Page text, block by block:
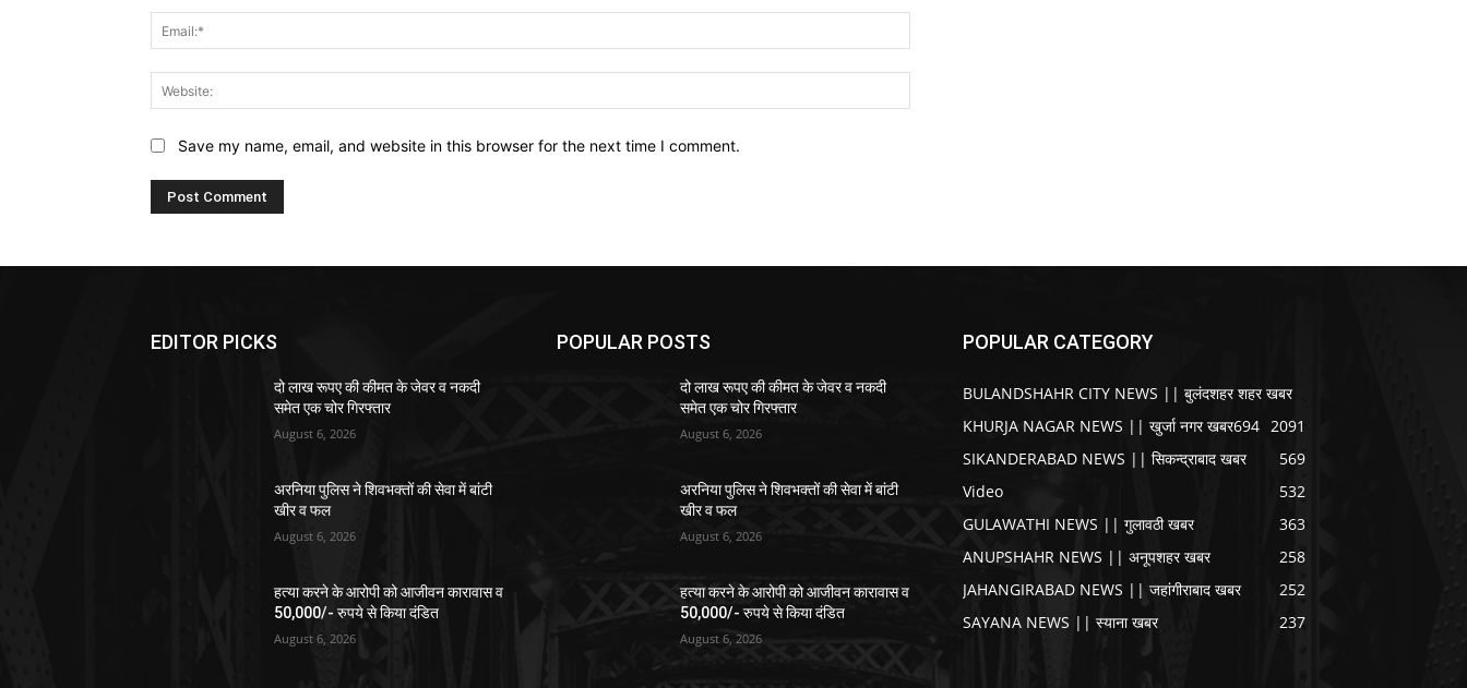
Save my name, email, and website in this browser for the next time I comment.
EDITOR PICKS
दो लाख रूपए की कीमत के जेवर व नकदी
समेत एक चोर गिरफ्तार
August 6, 2026
अरनिया पुलिस ने शिवभक्तों की सेवा में बांटी
खीर व फल
August 6, 2026
हत्या करने के आरोपी को आजीवन कारावास व
50,000/- रुपये से किया दंडित
August 6, 2026
POPULAR POSTS
दो लाख रूपए की कीमत के जेवर व नकदी
समेत एक चोर गिरफ्तार
August 6, 2026
अरनिया पुलिस ने शिवभक्तों की सेवा में बांटी
खीर व फल
August 6, 2026
हत्या करने के आरोपी को आजीवन कारावास व
50,000/- रुपये से किया दंडित
August 6, 2026
POPULAR CATEGORY
BULANDSHAHR CITY NEWS || बुलंदशहर शहर खबर
2091
KHURJA NAGAR NEWS || खुर्जा नगर खबर694
SIKANDERABAD NEWS || सिकन्द्राबाद खबर
569
Video
532
GULAWATHI NEWS || गुलावठी खबर
363
ANUPSHAHR NEWS || अनूपशहर खबर
258
JAHANGIRABAD NEWS || जहांगीराबाद खबर
252
SAYANA NEWS || स्याना खबर
237